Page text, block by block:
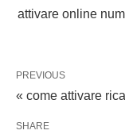
attivare online
PREVIOUS
« come attivare
SHARE